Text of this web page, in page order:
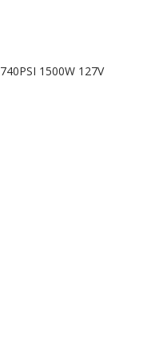
1500W 127V